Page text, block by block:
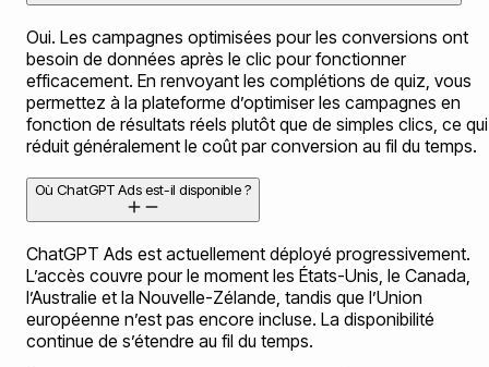
Oui. Les campagnes optimisées pour les conversions ont
besoin de données après le clic pour fonctionner
efficacement. En renvoyant les complétions de quiz, vous
permettez à la plateforme d’optimiser les campagnes en
fonction de résultats réels plutôt que de simples clics, ce qui
réduit généralement le coût par conversion au fil du temps.
Où ChatGPT Ads est-il disponible ?
ChatGPT Ads est actuellement déployé progressivement.
L’accès couvre pour le moment les États-Unis, le Canada,
l’Australie et la Nouvelle-Zélande, tandis que l’Union
européenne n’est pas encore incluse. La disponibilité
continue de s’étendre au fil du temps.